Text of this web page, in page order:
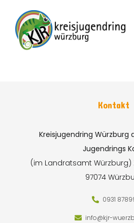
Kontakt
Kreisjugendring Würzburg
Jugendrings
(im Landratsamt Würzburg)
97074
0931
info@kjr-